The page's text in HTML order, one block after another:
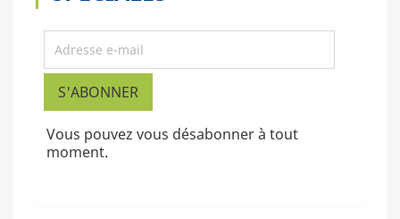
Vous pouvez vous désabonner à tout
moment.